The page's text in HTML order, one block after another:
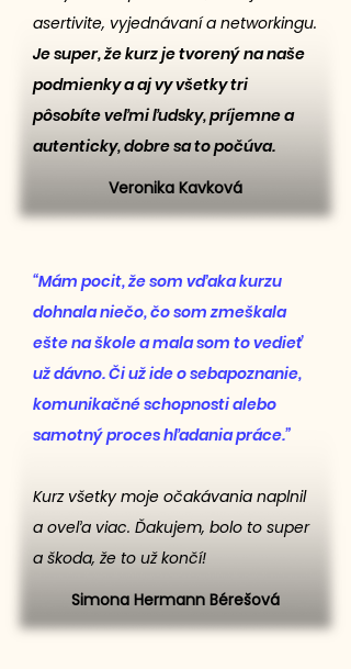
asertivite, vyjednávaní a networkingu.
Je super, že kurz je tvorený na naše
podmienky a aj vy všetky tri
pôsobíte veľmi ľudsky, príjemne a
autenticky, dobre sa to počúva.
Veronika Kavková
“Mám pocit, že som vďaka kurzu
dohnala niečo, čo som zmeškala
ešte na škole a mala som to vedieť
už dávno. Či už ide o sebapoznanie,
komunikačné schopnosti alebo
samotný proces hľadania práce.”
Kurz všetky moje očakávania naplnil
a oveľa viac. Ďakujem, bolo to super
a škoda, že to už končí!
Simona Hermann Bérešová